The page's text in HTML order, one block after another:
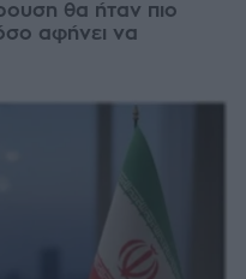
θα ήταν πιο
αφήνει να